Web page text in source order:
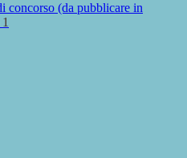
concorso (da pubblicare in
1